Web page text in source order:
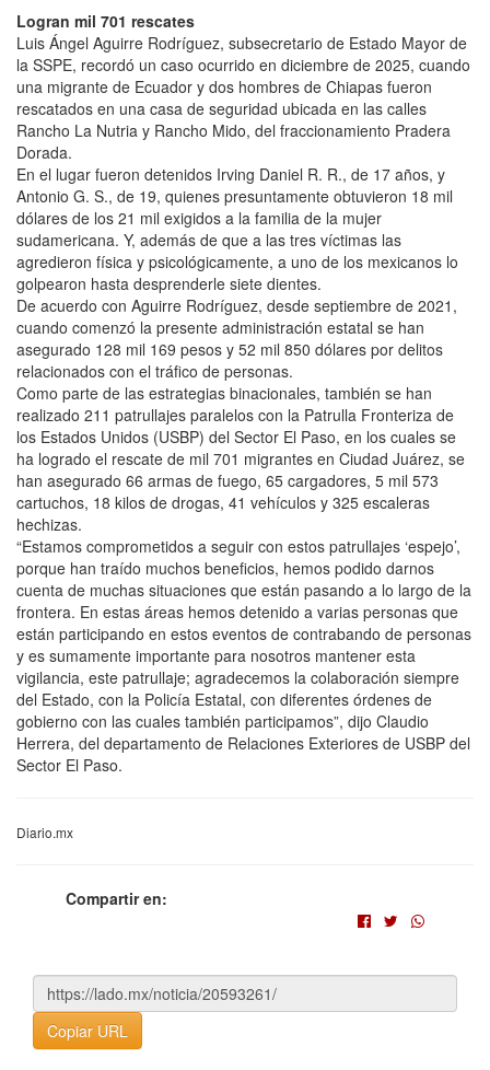
Logran mil 701 rescates
Luis Ángel Aguirre Rodríguez, subsecretario de Estado Mayor de
la SSPE, recordó un caso ocurrido en diciembre de 2025, cuando
una migrante de Ecuador y dos hombres de Chiapas fueron
rescatados en una casa de seguridad ubicada en las calles
Rancho La Nutria y Rancho Mido, del fraccionamiento Pradera
Dorada.
En el lugar fueron detenidos Irving Daniel R. R., de 17 años, y
Antonio G. S., de 19, quienes presuntamente obtuvieron 18 mil
dólares de los 21 mil exigidos a la familia de la mujer
sudamericana. Y, además de que a las tres víctimas las
agredieron física y psicológicamente, a uno de los mexicanos lo
golpearon hasta desprenderle siete dientes.
De acuerdo con Aguirre Rodríguez, desde septiembre de 2021,
cuando comenzó la presente administración estatal se han
asegurado 128 mil 169 pesos y 52 mil 850 dólares por delitos
relacionados con el tráfico de personas.
Como parte de las estrategias binacionales, también se han
realizado 211 patrullajes paralelos con la Patrulla Fronteriza de
los Estados Unidos (USBP) del Sector El Paso, en los cuales se
ha logrado el rescate de mil 701 migrantes en Ciudad Juárez, se
han asegurado 66 armas de fuego, 65 cargadores, 5 mil 573
cartuchos, 18 kilos de drogas, 41 vehículos y 325 escaleras
hechizas.
“Estamos comprometidos a seguir con estos patrullajes ‘espejo’,
porque han traído muchos beneficios, hemos podido darnos
cuenta de muchas situaciones que están pasando a lo largo de la
frontera. En estas áreas hemos detenido a varias personas que
están participando en estos eventos de contrabando de personas
y es sumamente importante para nosotros mantener esta
vigilancia, este patrullaje; agradecemos la colaboración siempre
del Estado, con la Policía Estatal, con diferentes órdenes de
gobierno con las cuales también participamos”, dijo Claudio
Herrera, del departamento de Relaciones Exteriores de USBP del
Sector El Paso.
Diario.mx
Compartir en:
Copiar URL